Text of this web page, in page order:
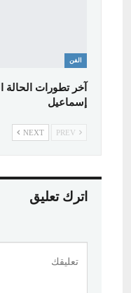
الفن
آخر تطورات
إسماعيل
NEXT
اترك تعليق